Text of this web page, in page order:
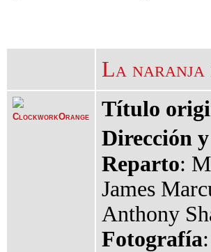
La naranja
Título
Dirección
Reparto:
James
Anthony
Fotografía